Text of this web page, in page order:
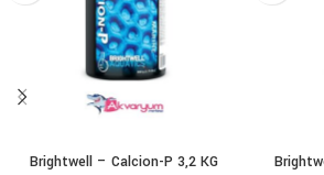
Brightwell – Calcion-P 3,2 KG